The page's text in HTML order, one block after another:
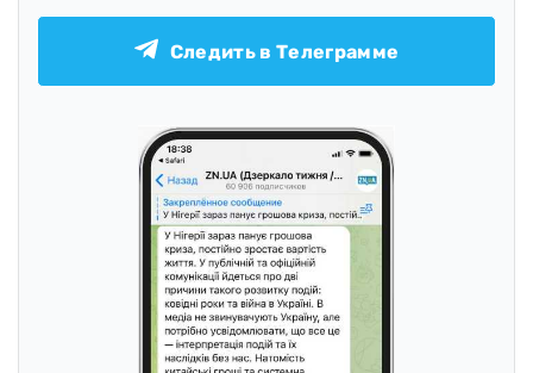
Следить в Телеграмме